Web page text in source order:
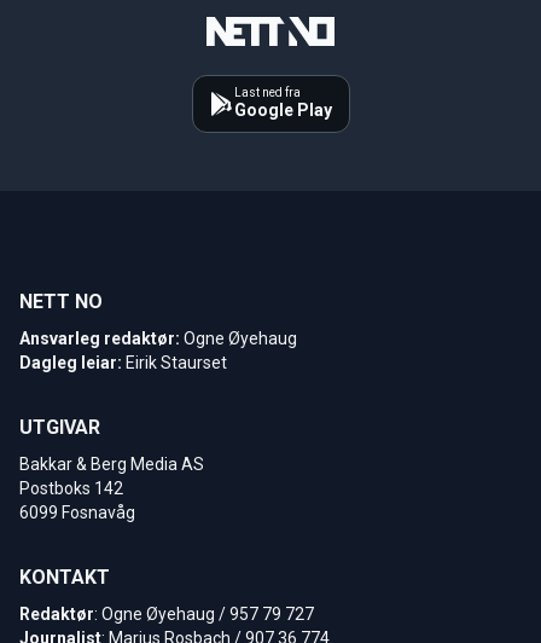
Last ned fra
Google Play
NETT NO
Ansvarleg redaktør: Ogne Øyehaug
Dagleg leiar: Eirik Staurset
UTGIVAR
Bakkar & Berg Media AS
Postboks 142
6099 Fosnavåg
KONTAKT
Redaktør: Ogne Øyehaug / 957 79 727
Journalist: Marius Rosbach / 907 36 774